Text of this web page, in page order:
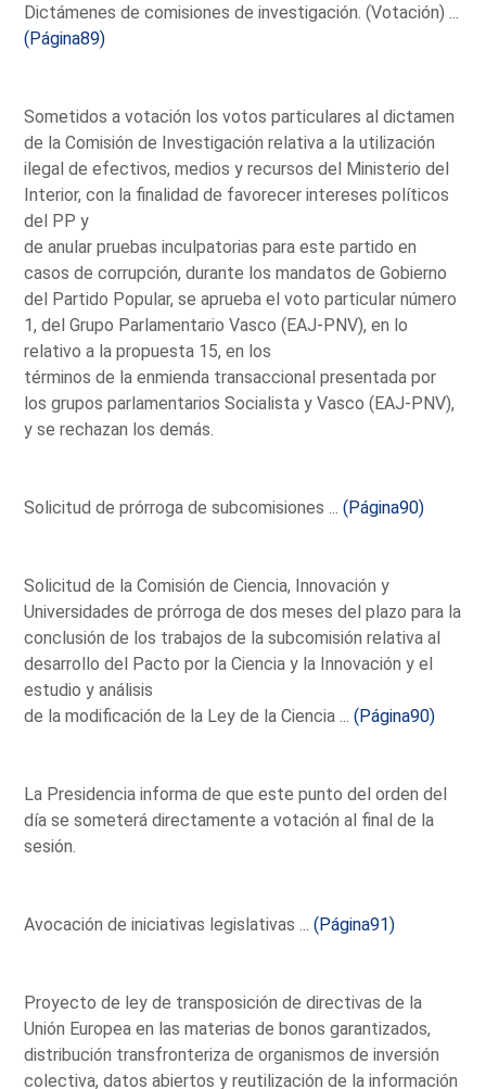
Dictámenes de comisiones de investigación. (Votación) ...
(Página89)
Sometidos a votación los votos particulares al dictamen
de la Comisión de Investigación relativa a la utilización
ilegal de efectivos, medios y recursos del Ministerio del
Interior, con la finalidad de favorecer intereses políticos
del PP y
de anular pruebas inculpatorias para este partido en
casos de corrupción, durante los mandatos de Gobierno
del Partido Popular, se aprueba el voto particular número
1, del Grupo Parlamentario Vasco (EAJ-PNV), en lo
relativo a la propuesta 15, en los
términos de la enmienda transaccional presentada por
los grupos parlamentarios Socialista y Vasco (EAJ-PNV),
y se rechazan los demás.
Solicitud de prórroga de subcomisiones ...(Página90)
Solicitud de la Comisión de Ciencia, Innovación y
Universidades de prórroga de dos meses del plazo para la
conclusión de los trabajos de la subcomisión relativa al
desarrollo del Pacto por la Ciencia y la Innovación y el
estudio y análisis
de la modificación de la Ley de la Ciencia ...(Página90)
La Presidencia informa de que este punto del orden del
día se someterá directamente a votación al final de la
sesión.
Avocación de iniciativas legislativas ...(Página91)
Proyecto de ley de transposición de directivas de la
Unión Europea en las materias de bonos garantizados,
distribución transfronteriza de organismos de inversión
colectiva, datos abiertos y reutilización de la información